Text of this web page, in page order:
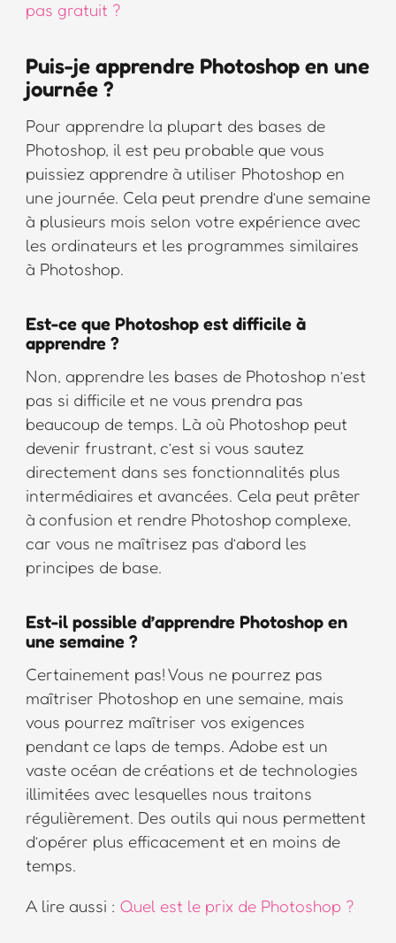
pas gratuit ?
Puis-je apprendre Photoshop en une
journée ?
Pour apprendre la plupart des bases de
Photoshop, il est peu probable que vous
puissiez apprendre à utiliser Photoshop en
une journée. Cela peut prendre d’une semaine
à plusieurs mois selon votre expérience avec
les ordinateurs et les programmes similaires
à Photoshop.
Est-ce que Photoshop est difficile à
apprendre ?
Non, apprendre les bases de Photoshop n’est
pas si difficile et ne vous prendra pas
beaucoup de temps. Là où Photoshop peut
devenir frustrant, c’est si vous sautez
directement dans ses fonctionnalités plus
intermédiaires et avancées. Cela peut prêter
à confusion et rendre Photoshop complexe,
car vous ne maîtrisez pas d’abord les
principes de base.
Est-il possible d’apprendre Photoshop en
une semaine ?
Certainement pas! Vous ne pourrez pas
maîtriser Photoshop en une semaine, mais
vous pourrez maîtriser vos exigences
pendant ce laps de temps. Adobe est un
vaste océan de créations et de technologies
illimitées avec lesquelles nous traitons
régulièrement. Des outils qui nous permettent
d’opérer plus efficacement et en moins de
temps.
A lire aussi : Quel est le prix de Photoshop ?